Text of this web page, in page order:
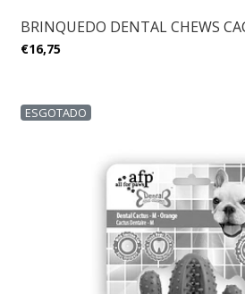
BRINQUEDO DENTAL CHEWS
€16,75
ESGOTADO